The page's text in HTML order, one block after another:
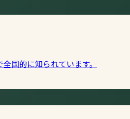
国的に知られています。